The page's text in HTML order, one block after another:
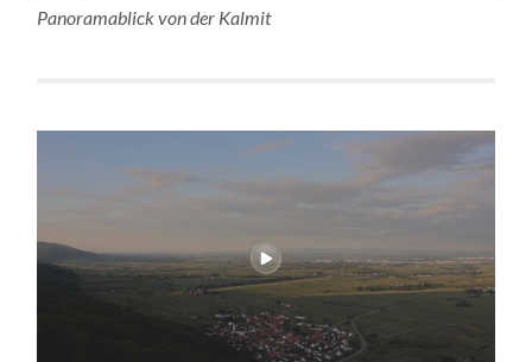
Panoramablick von der Kalmit